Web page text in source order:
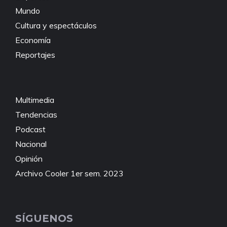
Mundo
Cultura y espectáculos
Economía
Reportajes
Multimedia
Tendencias
Podcast
Nacional
Opinión
Archivo Cooler 1er sem. 2023
SÍGUENOS